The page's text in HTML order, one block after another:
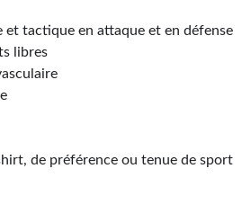
et tactique en attaque et en défense
libres
de préférence ou tenue de sport